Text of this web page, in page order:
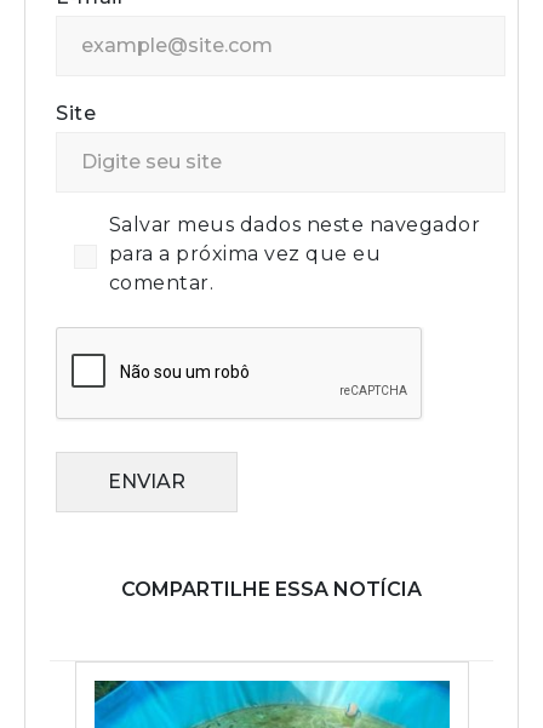
Site
Salvar meus dados neste navegador
para a próxima vez que eu
comentar.
ENVIAR
COMPARTILHE ESSA NOTÍCIA